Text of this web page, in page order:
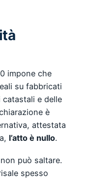
impone che
su fabbricati
e delle
è
attestata
l’atto è nullo.
può saltare.
spesso